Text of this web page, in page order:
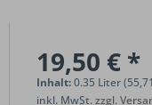
19,50 € *
Inhalt:0.35 Liter
inkl. MwSt.zzgl.